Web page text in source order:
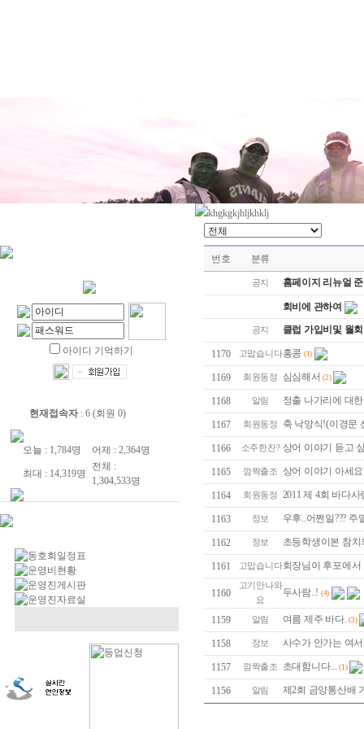
아이디 기억하기
현재접속자: 6 (회원 0)
오늘 : 1,784명 어제 : 2,364명
최대 : 14,319명
전체 :
1,304,533명
khgkgkjhljkhklj
번호 분류
공지 홈페이지 리뉴얼
회비에 관하여
공지 클럽 가입비및 월
1170 고맙습니다홍콩 (1)
1169 회원동정 심심해서 (2)
1168 알림 정출 나가리에 대
1167 회원동정 축 낙망식!(이경문
1166 소주한잔? 상어 이야기 듣고
1165 깜짝출조 상어 이야기 아세요
1164 회원동정 2011 제 4회 바다
1163 정보 우후..어쩐일??? 주
1162 정보 초등학생이본 참치
1161 고맙습니다회장님이 후포에
1160
고기안나와
요
두사람..! (4)
1159 알림 여름 제주 바다. (3)
1158 정보 사수가 안가는 여
1157 깜짝출조 초대함니다... (1)
1156 알림 제2회 금양통산배